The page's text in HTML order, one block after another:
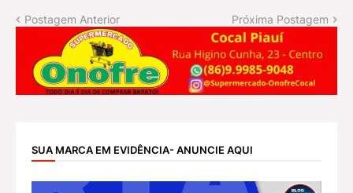
Postagem Anterior Próxima Postagem
SUA MARCA EM EVIDÊNCIA- ANUNCIE AQUI